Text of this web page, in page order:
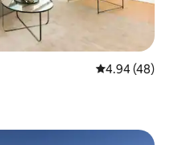
Calificación
4.94 (48)